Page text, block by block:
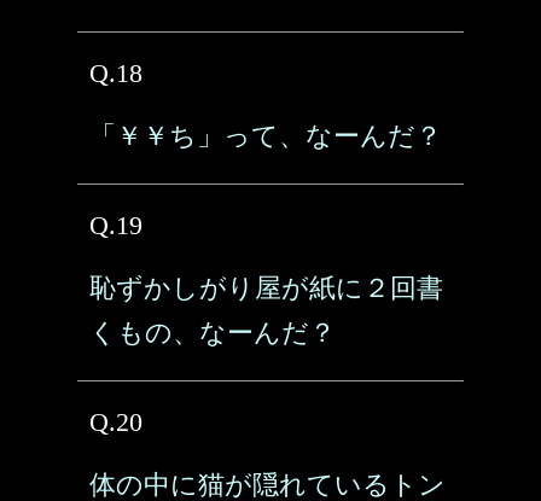
Q.18
「￥￥ち」って、なーんだ？
Q.19
恥ずかしがり屋が紙に２回書
くもの、なーんだ？
Q.20
体の中に猫が隠れているトン